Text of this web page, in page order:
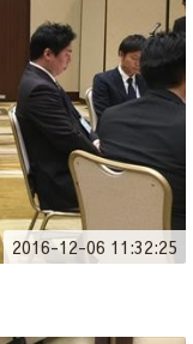
2016-12-06 11:32:25